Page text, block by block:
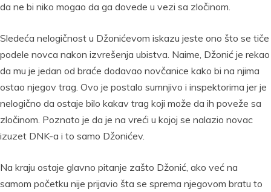
da ne bi niko mogao da ga dovede u vezi sa zločinom.
Sledeća nelogičnost u Džonićevom iskazu jeste ono što se tiče
podele novca nakon izvrešenja ubistva. Naime, Džonić je rekao
da mu je jedan od braće dodavao novčanice kako bi na njima
ostao njegov trag. Ovo je postalo sumnjivo i inspektorima jer je
nelogično da ostaje bilo kakav trag koji može da ih poveže sa
zločinom. Poznato je da je na vreći u kojoj se nalazio novac
izuzet DNK-a i to samo Džonićev.
Na kraju ostaje glavno pitanje zašto Džonić, ako već na
samom početku nije prijavio šta se sprema njegovom bratu to